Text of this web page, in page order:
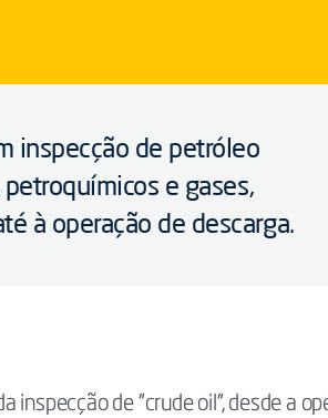
inspecção de petróleo
e gases,
à operação de descarga.
inspecção de "crude oil", desde a